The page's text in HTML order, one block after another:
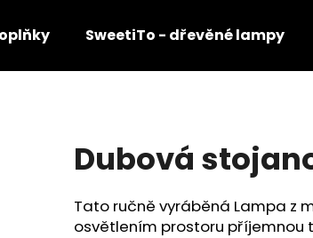
SweetiTo - dřevěné lampy
Dubová
Tato ručně vyráběná Lampa z
osvětlením prostoru příjemnou
najít?
HLEDAT